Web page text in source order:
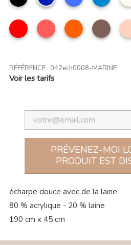
jean
Rouge Nacarat Orange taupe
RÉFÉRENCE : 042ech0008-MARINE
Voir les tarifs
PRÉVENEZ-MOI
PRODUIT EST
écharpe douce avec de la laine
80 % acrylique - 20 % laine
190 cm x 45 cm